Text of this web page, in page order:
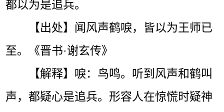
都以为是追兵。
【出处】闻风声鹤唳，皆以为王师已
至。《晋书·谢玄传》
【解释】唳：鸟鸣。听到风声和鹤叫
声，都疑心是追兵。形容人在惊慌时疑神